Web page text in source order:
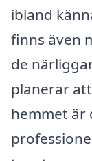
ibland
finns även
de
planerar
hemmet är